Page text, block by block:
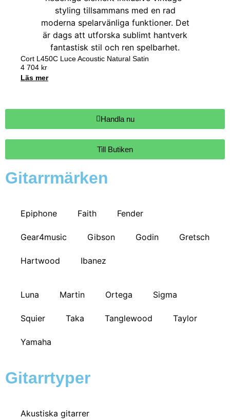
Cort L450C Luce Acoustic Natural Satin
4 704 kr
Läs mer
Handla nu
Till Butiken
Gitarrmärken
Epiphone Faith Fender
Gear4music Gibson Godin Gretsch
Hartwood Ibanez
Luna Martin Ortega Sigma
Squier Taka Tanglewood Taylor
Yamaha
Gitarrtyper
Akustiska gitarrer